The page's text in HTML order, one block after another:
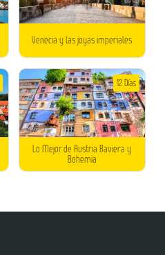
Venecia y las joyas imperiales
Lo Mejor de Austria Baviera y
Bohemia
12 Días